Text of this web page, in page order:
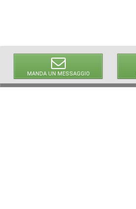
MANDA UN MESSAGGIO